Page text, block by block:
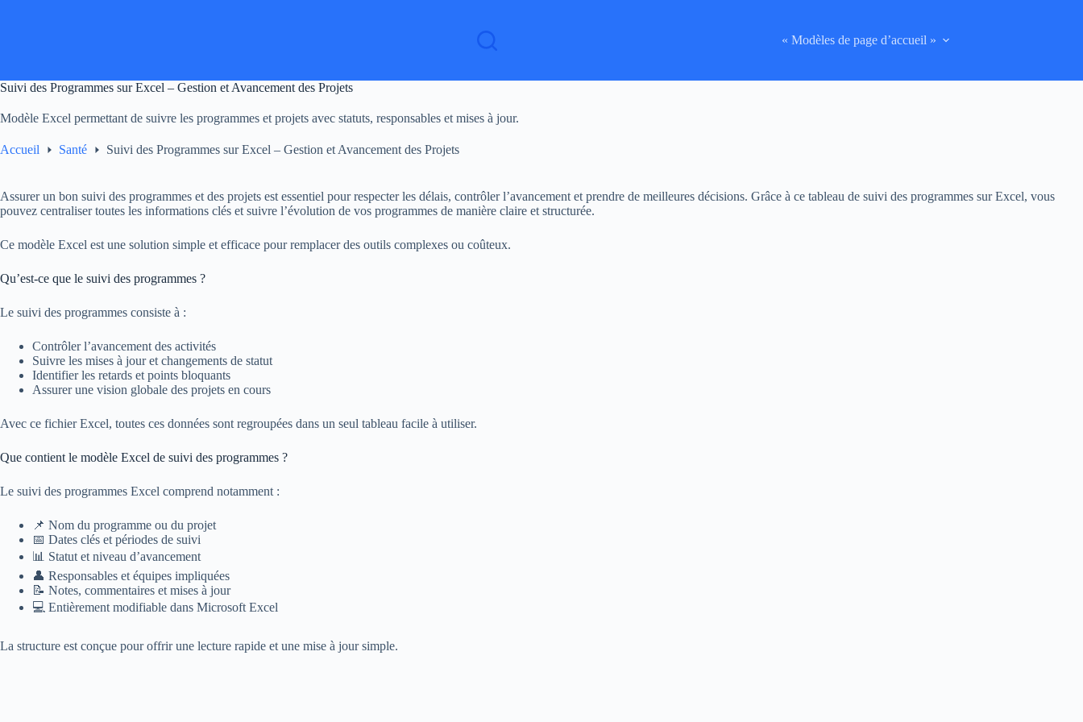
« Modèles de page d’accueil »
Suivi des Programmes sur Excel – Gestion et Avancement des Projets
Modèle Excel permettant de suivre les programmes et projets avec statuts, responsables et mises à jour.
Accueil Santé Suivi des Programmes sur Excel – Gestion et Avancement des Projets
Assurer un bon suivi des programmes et des projets est essentiel pour respecter les délais, contrôler l’avancement et prendre de meilleures décisions. Grâce à ce tableau de suivi des programmes sur Excel, vous
pouvez centraliser toutes les informations clés et suivre l’évolution de vos programmes de manière claire et structurée.
Ce modèle Excel est une solution simple et efficace pour remplacer des outils complexes ou coûteux.
Qu’est-ce que le suivi des programmes ?
Le suivi des programmes consiste à :
Contrôler l’avancement des activités
Suivre les mises à jour et changements de statut
Identifier les retards et points bloquants
Assurer une vision globale des projets en cours
Avec ce fichier Excel, toutes ces données sont regroupées dans un seul tableau facile à utiliser.
Que contient le modèle Excel de suivi des programmes ?
Le suivi des programmes Excel comprend notamment :
📌 Nom du programme ou du projet
📅 Dates clés et périodes de suivi
📊 Statut et niveau d’avancement
👤 Responsables et équipes impliquées
📝 Notes, commentaires et mises à jour
💻 Entièrement modifiable dans Microsoft Excel
La structure est conçue pour offrir une lecture rapide et une mise à jour simple.